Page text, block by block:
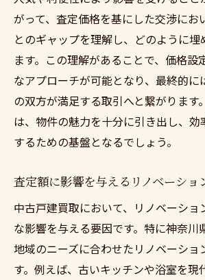
がって、査定価格を基にした交渉にお
とのギャップを理解し、どのように埋
ます。この理解があることで、価格設
なアプローチが可能となり、最終的に
の双方が満足する取引へと繋がります
は、物件の魅力を十分に引き出し、効
するための基盤となるでしょう。
査定額に影響を与えるリノベーショ
中古戸建買取において、リノベーショ
な影響を与える要因です。特に神奈川
地域のニーズに合わせたリノベーショ
す。例えば、古いキッチンや浴室を現